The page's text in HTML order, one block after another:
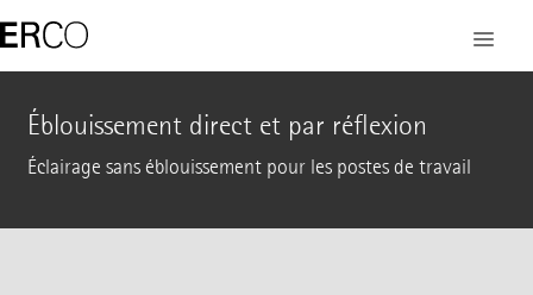
Éblouissement direct et par réflexion
Éclairage sans éblouissement pour les postes de travail